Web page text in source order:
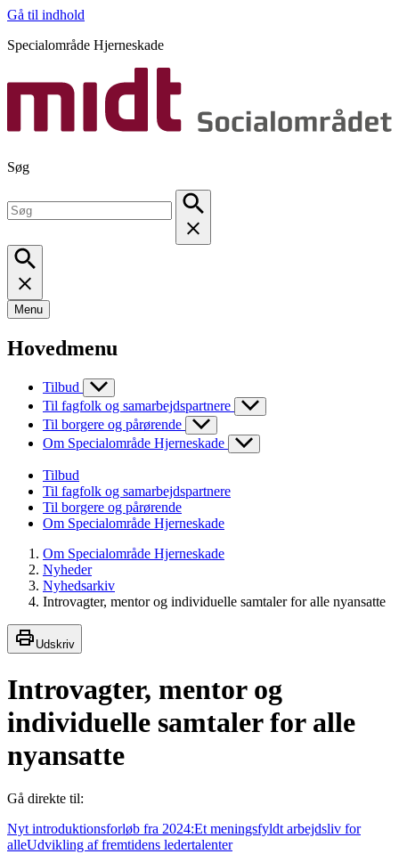
Gå til indhold
Specialområde Hjerneskade
Søg
Menu
Hovedmenu
Tilbud
Til fagfolk og samarbejdspartnere
Til borgere og pårørende
Om Specialområde Hjerneskade
Tilbud
Til fagfolk og samarbejdspartnere
Til borgere og pårørende
Om Specialområde Hjerneskade
Om Specialområde Hjerneskade
Nyheder
Nyhedsarkiv
Introvagter, mentor og individuelle samtaler for alle nyansatte
Udskriv
Introvagter, mentor og
individuelle samtaler for alle
nyansatte
Gå direkte til:
Nyt introduktionsforløb fra 2024:Et meningsfyldt arbejdsliv for
alleUdvikling af fremtidens ledertalenter